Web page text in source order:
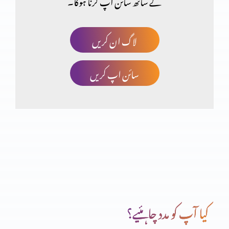
وہ سب چیزوں کو نیا بنا دیتا ہے
برکت کو ضائع کرنا
کیا خداوند یسوع مسیح خدا ہے؟
لاگ ان کریں
سائن اپ کریں
کیا آپ کو مدد چاہئیے؟